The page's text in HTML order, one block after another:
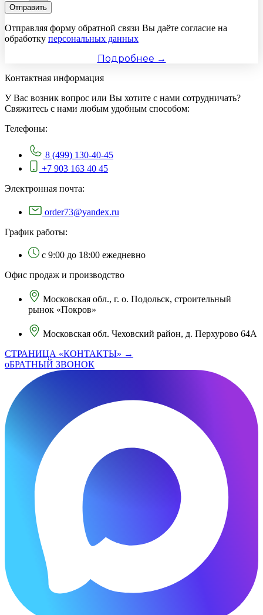
Отправить
Отправляя форму обратной связи Вы даёте согласие на
обработку персональных данных
Подробнее →
Контактная информация
У Вас возник вопрос или Вы хотите с нами сотрудничать?
Свяжитесь с нами любым удобным способом:
Телефоны:
8 (499) 130-40-45
+7 903 163 40 45
Электронная почта:
order73@yandex.ru
График работы:
с 9:00 до 18:00 ежедневно
Офис продаж и производство
Московская обл., г. о. Подольск, строительный
рынок «Покров»
Московская обл. Чеховский район, д. Перхурово 64А
СТРАНИЦА «КОНТАКТЫ» →
оБРАТНЫЙ ЗВОНОК